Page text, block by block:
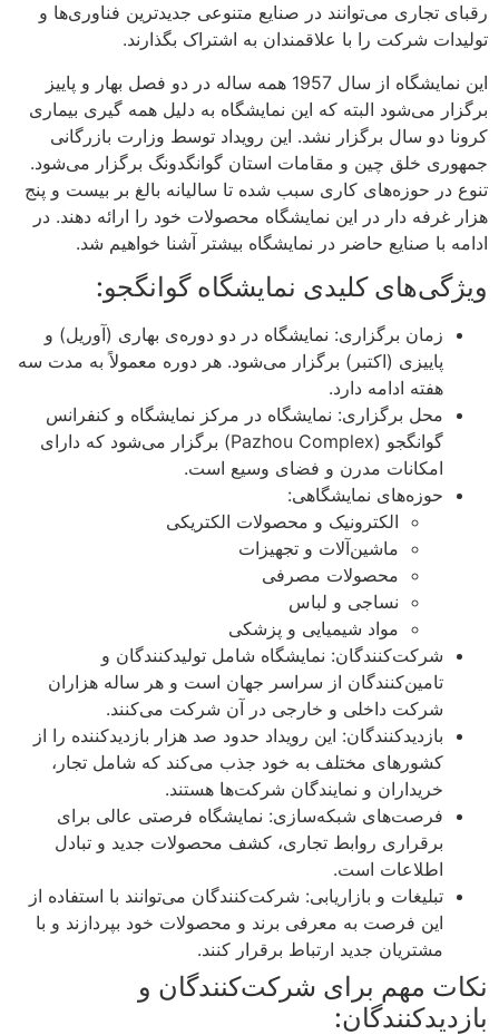
رقبای تجاری می‌توانند در صنایع متنوعی جدیدترین فناوری‌ها و
تولیدات شرکت را با علاقمندان به اشتراک بگذارند.
این نمایشگاه از سال 1957 همه ساله در دو فصل بهار و پاییز
برگزار می‌شود البته که این نمایشگاه به دلیل همه گیری بیماری
کرونا دو سال برگزار نشد. این رویداد توسط وزارت بازرگانی
جمهوری خلق چین و مقامات استان گوانگدونگ برگزار می‌شود.
تنوع در حوزه‌های کاری سبب شده تا سالیانه بالغ بر بیست و پنج
هزار غرفه دار در این نمایشگاه محصولات خود را ارائه دهند. در
ادامه با صنایع حاضر در نمایشگاه بیشتر آشنا خواهیم شد.
ویژگی‌های کلیدی نمایشگاه گوانگجو:
زمان برگزاری: نمایشگاه در دو دوره‌ی بهاری (آوریل) و
پاییزی (اکتبر) برگزار می‌شود. هر دوره معمولاً به مدت سه
هفته ادامه دارد.
محل برگزاری: نمایشگاه در مرکز نمایشگاه و کنفرانس
گوانگجو (Pazhou Complex) برگزار می‌شود که دارای
امکانات مدرن و فضای وسیع است.
حوزه‌های نمایشگاهی:
الکترونیک و محصولات الکتریکی
ماشین‌آلات و تجهیزات
محصولات مصرفی
نساجی و لباس
مواد شیمیایی و پزشکی
شرکت‌کنندگان: نمایشگاه شامل تولیدکنندگان و
تامین‌کنندگان از سراسر جهان است و هر ساله هزاران
شرکت داخلی و خارجی در آن شرکت می‌کنند.
بازدیدکنندگان: این رویداد حدود صد هزار بازدیدکننده را از
کشورهای مختلف به خود جذب می‌کند که شامل تجار،
خریداران و نمایندگان شرکت‌ها هستند.
فرصت‌های شبکه‌سازی: نمایشگاه فرصتی عالی برای
برقراری روابط تجاری، کشف محصولات جدید و تبادل
اطلاعات است.
تبلیغات و بازاریابی: شرکت‌کنندگان می‌توانند با استفاده از
این فرصت به معرفی برند و محصولات خود بپردازند و با
مشتریان جدید ارتباط برقرار کنند.
نکات مهم برای شرکت‌کنندگان و
بازدیدکنندگان: